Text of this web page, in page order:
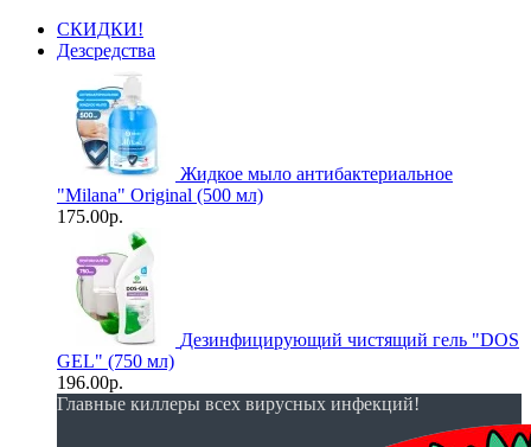
СКИДКИ!
Дезсредства
Жидкое мыло антибактериальное
"Milana" Original (500 мл)
175.00р.
Дезинфицирующий чистящий гель "DOS
GEL" (750 мл)
196.00р.
Главные киллеры всех вирусных инфекций!